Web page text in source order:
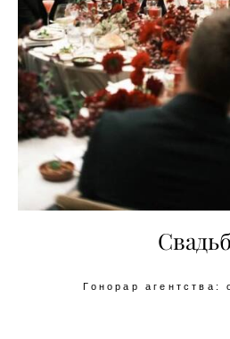
Гонорар агентства: